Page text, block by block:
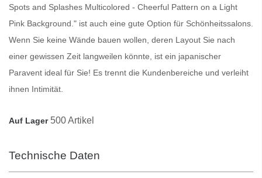
Spots and Splashes Multicolored - Cheerful Pattern on a Light
Pink Background." ist auch eine gute Option für Schönheitssalons.
Wenn Sie keine Wände bauen wollen, deren Layout Sie nach
einer gewissen Zeit langweilen könnte, ist ein japanischer
Paravent ideal für Sie! Es trennt die Kundenbereiche und verleiht
ihnen Intimität.
Auf Lager 500 Artikel
Technische Daten